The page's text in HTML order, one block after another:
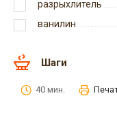
разрыхлитель
ванилин
Шаги
40 мин.